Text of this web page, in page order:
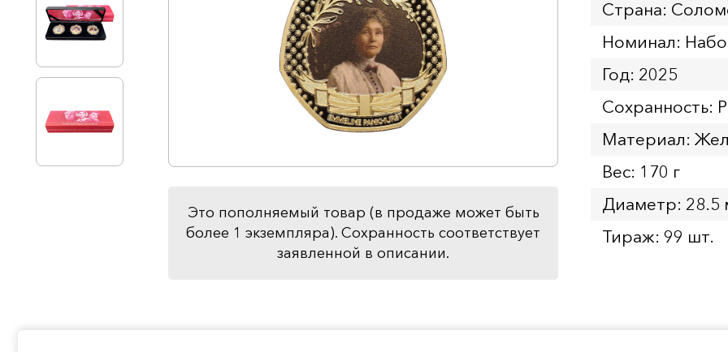
Это пополняемый товар (в продаже может быть
более 1 экземпляра). Сохранность соответствует
заявленной в описании.
Страна:
Номинал:
Год: 2025
Сохранность:
Материал:
Вес: 170 г
Диаметр: 28.5
Тираж: 99 шт.